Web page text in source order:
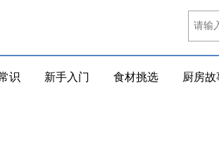
识 新手入门 食材挑选
厨房故